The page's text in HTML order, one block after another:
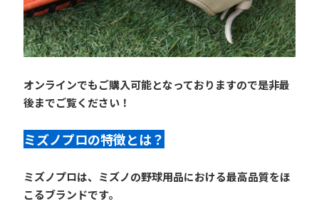
オンラインでもご購入可能となっておりますので是非最
後までご覧ください！
ミズノプロの特徴とは？
ミズノプロは、ミズノの野球用品における最高品質をほ
こるブランドです。